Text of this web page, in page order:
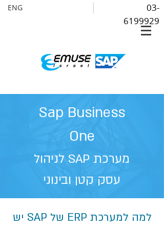
ENG
03-
6199929
Sap Business
One
מערכת SAP לניהול
עסק קטן ובינוני
למה למערכת ERP של SAP יש